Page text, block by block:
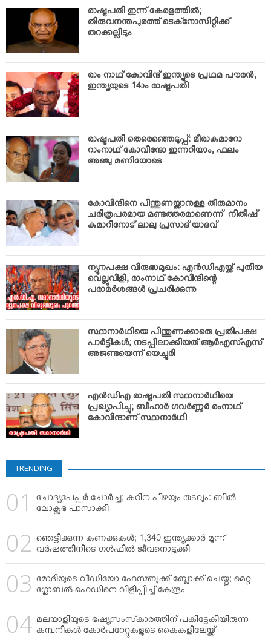
VIDEOS
YOUR SAY
COOKERY
KARSHAKAN
TOURS & TRAVEL
GREETINGS
CLASSIFIEDS
OBITUARY
രാഷ്ട്രപതി ഇന്ന് കേരളത്തില്‍;
തിരുവനന്തപുരത്ത് ടെക്‌നോസിറ്റിക്ക്
തറക്കല്ലിടും
രാം നാഥ് കോവിന്ദ് ഇന്ത്യുടെ പ്രഥമ പൗരന്‍;
ഇന്ത്യയുടെ 14ാം രാഷ്ട്രപതി
രാഷ്ട്രപതി തെരെഞ്ഞെടുപ്പ്: മീരാകുമാറോ
റാംനാഥ് കോവിന്ദോ ഇന്നറിയാം, ഫലം
അഞ്ചു മണിയോടെ
കോവിന്ദിനെ പിന്തുണയ്ക്കാനുള്ള തീരുമാനം
ചരിത്രപരമായ മണ്ടത്തരമാണെന്ന് നിതീഷ്
കുമാറിനോട് ലാലു പ്രസാദ് യാദവ്
ന്യൂനപക്ഷ വിരുദ്ധമുഖം: എന്‍ഡിഎയ്ക്ക് പുതിയ
വെല്ലുവിളി, രാംനാഥ് കോവിന്ദിന്റെ
പരാമര്‍ശങ്ങള്‍ പ്രചരിക്കുന്നു
സ്ഥാനാര്‍ഥിയെ പിന്തുണക്കാതെ പ്രതിപക്ഷ
പാര്‍ട്ടികള്‍; നടപ്പിലാക്കിയത് ആര്‍എസ്എസ്
അജണ്ടയെന്ന് യെച്ചൂരി
എന്‍ഡിഎ രാഷ്ട്രപതി സ്ഥാനാര്‍ഥിയെ
പ്രഖ്യാപിച്ചു; ബീഹാര്‍ ഗവര്‍ണ്ണര്‍ രംനാഥ്
കോവിന്ദാണ് സ്ഥാനാര്‍ഥി
TRENDING
ചോദ്യപേപ്പര്‍ ചോര്‍ച്ച; കഠിന പിഴയും തടവും: ബില്‍
ലോക്സഭ പാസാക്കി
ഞെട്ടിക്കുന്ന കണക്കുകള്‍; 1,340 ഇന്ത്യക്കാര്‍ മൂന്ന്
വര്‍ഷത്തിനിടെ ഗള്‍ഫില്‍ ജീവനൊടുക്കി
മോദിയുടെ വീഡിയോ ഫേസ്ബുക്ക് ബ്ലോക്ക് ചെയ്തു; മെറ്റ
ഗ്ലോബല്‍ ഹെഡിനെ വിളിപ്പിച്ച് കേന്ദ്രം
മലയാളിയുടെ ഭഷ്യസംസ്‌കാരത്തിന് പകിട്ടേകിയിരുന്ന
കമ്പനികള്‍ കോര്‍പറേറ്റുകളുടെ കൈകളിലേയ്ക്ക്